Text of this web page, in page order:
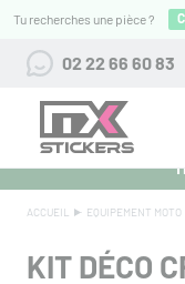
Tu recherches une pièce ?
02 22 66 60 83
ALPINESTARS 27 :
ACCUEIL EQUIPEMENT MOTO
KIT DÉCO